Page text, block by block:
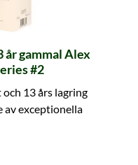
år gammal Alex
#2
13 års lagring
av exceptionella